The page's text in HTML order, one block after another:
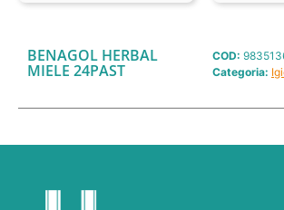
BENAGOL HERBAL
MIELE 24PAST
COD:
Categoria: